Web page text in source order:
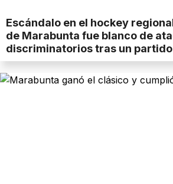
Escándalo en el hockey
de Marabunta fue blanco de
discriminatorios tras un partido